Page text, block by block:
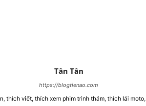
Tân Tân
https://blogtienao.com
thích viết, thích xem phim trinh thám, thích lái